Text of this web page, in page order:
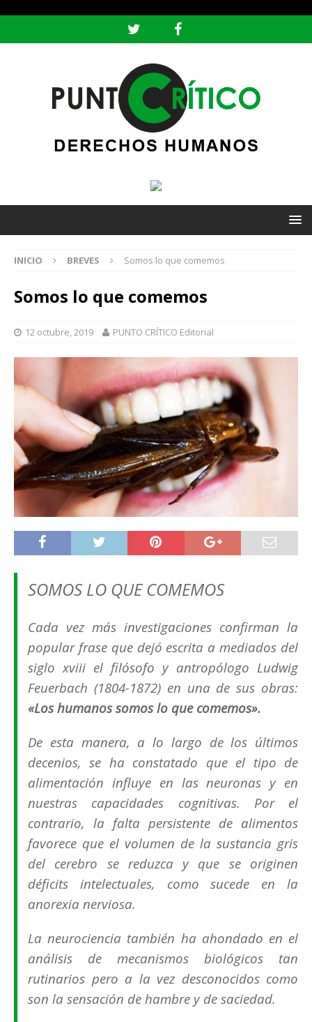
INICIO BREVES Somos lo que comemos
Somos lo que comemos
12 octubre, 2019 PUNTO CRÍTICO Editorial
SOMOS LO QUE COMEMOS
Cada vez más investigaciones confirman la
popular frase que dejó escrita a mediados del
siglo xviii el filósofo y antropólogo Ludwig
Feuerbach (1804-1872) en una de sus obras:
«Los humanos somos lo que comemos».
De esta manera, a lo largo de los últimos
decenios, se ha constatado que el tipo de
alimentación influye en las neuronas y en
nuestras capacidades cognitivas. Por el
contrario, la falta persistente de alimentos
favorece que el volumen de la sustancia gris
del cerebro se reduzca y que se originen
déficits intelectuales, como sucede en la
anorexia nerviosa.
La neurociencia también ha ahondado en el
análisis de mecanismos biológicos tan
rutinarios pero a la vez desconocidos como
son la sensación de hambre y de saciedad.